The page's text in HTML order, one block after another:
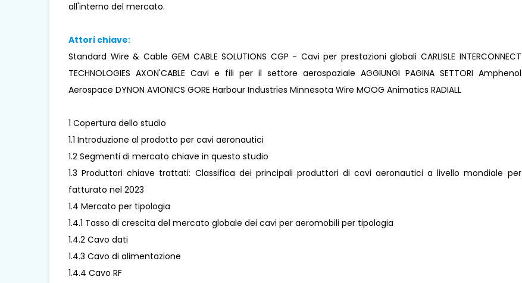
all'interno del mercato.
Attori chiave:
Standard Wire & Cable GEM CABLE SOLUTIONS CGP - Cavi per prestazioni globali CARLISLE INTERCONNECT
TECHNOLOGIES AXON'CABLE Cavi e fili per il settore aerospaziale AGGIUNGI PAGINA SETTORI Amphenol
Aerospace DYNON AVIONICS GORE Harbour Industries Minnesota Wire MOOG Animatics RADIALL
1 Copertura dello studio
1.1 Introduzione al prodotto per cavi aeronautici
1.2 Segmenti di mercato chiave in questo studio
1.3 Produttori chiave trattati: Classifica dei principali produttori di cavi aeronautici a livello mondiale per
fatturato nel 2023
1.4 Mercato per tipologia
1.4.1 Tasso di crescita del mercato globale dei cavi per aeromobili per tipologia
1.4.2 Cavo dati
1.4.3 Cavo di alimentazione
1.4.4 Cavo RF